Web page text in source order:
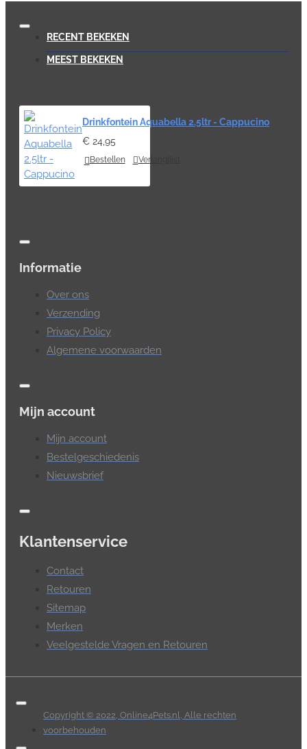
RECENT BEKEKEN
MEEST BEKEKEN
Drinkfontein Aquabella 2.5ltr - Cappucino
€ 24,95
Bestellen Verlanglijst
Informatie
Over ons
Verzending
Privacy Policy
Algemene voorwaarden
Mijn account
Mijn account
Bestelgeschiedenis
Nieuwsbrief
Klantenservice
Contact
Retouren
Sitemap
Merken
Veelgestelde Vragen en Retouren
Copyright © 2022, Online4Pets.nl, Alle rechten
voorbehouden